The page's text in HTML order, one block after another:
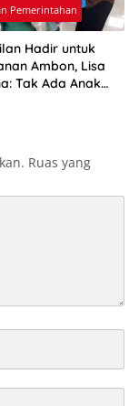
Pemerintahan
Hadir untuk
Ambon, Lisa
Tak Ada Anak
Ruas yang